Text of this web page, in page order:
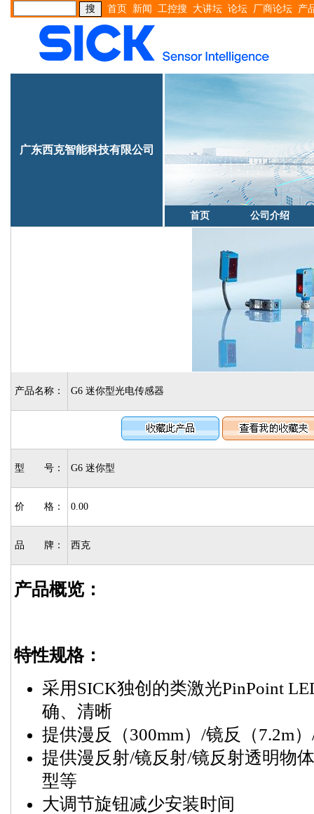
首页 新闻 工控搜 大讲坛 论坛 厂商论坛 产
广东西克智能科技有限公司
首页 公司介绍
产品名称： G6 迷你型光电传感器
型 号： G6 迷你型
价 格： 0.00
品 牌： 西克
产品概览：
特性规格：
采用SICK独创的类激光PinPoint
确、清晰
提供漫反（300mm）/镜反（7.2m
提供漫反射/镜反射/镜反射透明物
型等
大调节旋钮减少安装时间